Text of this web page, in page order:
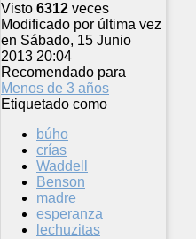
Visto 6312 veces
Modificado por última vez
en Sábado, 15 Junio
2013 20:04
Recomendado para
Menos de 3 años
Etiquetado como
búho
crías
Waddell
Benson
madre
esperanza
lechuzitas